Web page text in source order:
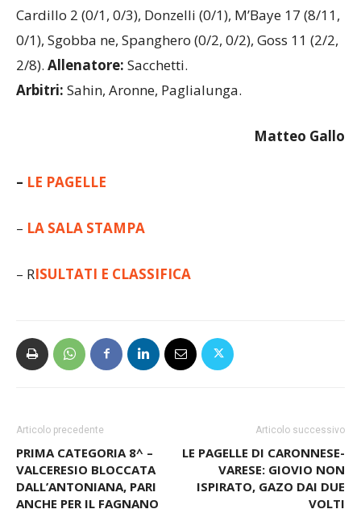
Cardillo 2 (0/1, 0/3), Donzelli (0/1), M’Baye 17 (8/11,
0/1), Sgobba ne, Spanghero (0/2, 0/2), Goss 11 (2/2,
2/8). Allenatore: Sacchetti.
Arbitri: Sahin, Aronne, Paglialunga.
Matteo Gallo
– LE PAGELLE
– LA SALA STAMPA
– RISULTATI E CLASSIFICA
Articolo precedente
PRIMA CATEGORIA 8^ –
VALCERESIO BLOCCATA
DALL’ANTONIANA, PARI
ANCHE PER IL FAGNANO
Articolo successivo
LE PAGELLE DI CARONNESE-
VARESE: GIOVIO NON
ISPIRATO, GAZO DAI DUE
VOLTI